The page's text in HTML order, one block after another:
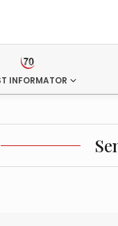
INFORMATOR